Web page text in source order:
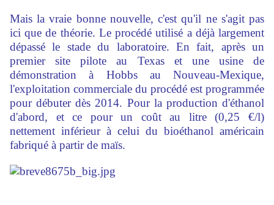
Mais la vraie bonne nouvelle, c'est qu'il ne s'agit pas
ici que de théorie. Le procédé utilisé a déjà largement
dépassé le stade du laboratoire. En fait, après un
premier site pilote au Texas et une usine de
démonstration à Hobbs au Nouveau-Mexique,
l'exploitation commerciale du procédé est programmée
pour débuter dès 2014. Pour la production d'éthanol
d'abord, et ce pour un coût au litre (0,25 €/l)
nettement inférieur à celui du bioéthanol américain
fabriqué à partir de maïs.